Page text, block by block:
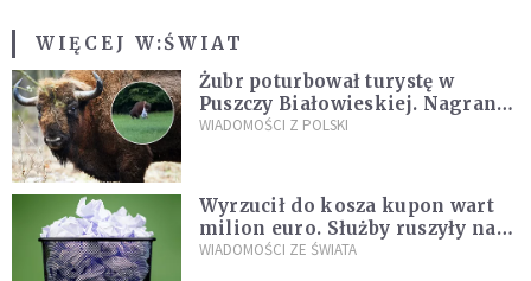
WIĘCEJ W:ŚWIAT
Żubr poturbował turystę w
Puszczy Białowieskiej. Nagranie
daje do myślenia
WIADOMOŚCI Z POLSKI
Wyrzucił do kosza kupon wart
milion euro. Służby ruszyły na
poszukiwania
WIADOMOŚCI ZE ŚWIATA